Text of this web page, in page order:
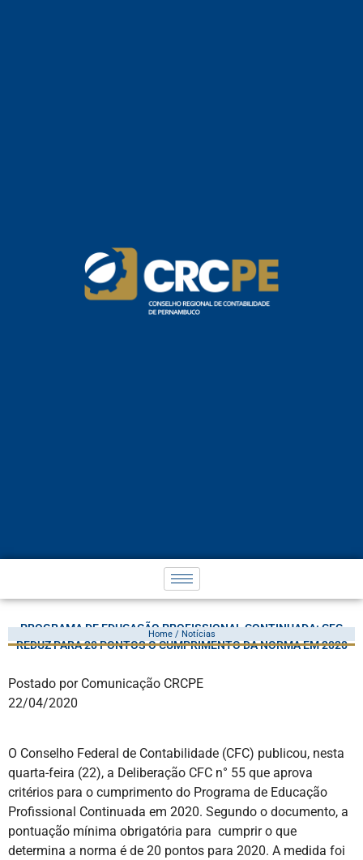
PROGRAMA DE EDUCAÇÃO PROFISSIONAL CONTINUADA: CFC
REDUZ PARA 20 PONTOS O CUMPRIMENTO DA NORMA EM 2020
Home / Notícias
Postado por Comunicação CRCPE
22/04/2020
O Conselho Federal de Contabilidade (CFC) publicou, nesta
quarta-feira (22), a Deliberação CFC n° 55 que aprova
critérios para o cumprimento do Programa de Educação
Profissional Continuada em 2020. Segundo o documento, a
pontuação mínima obrigatória para cumprir o que
determina a norma é de 20 pontos para 2020. A medida foi